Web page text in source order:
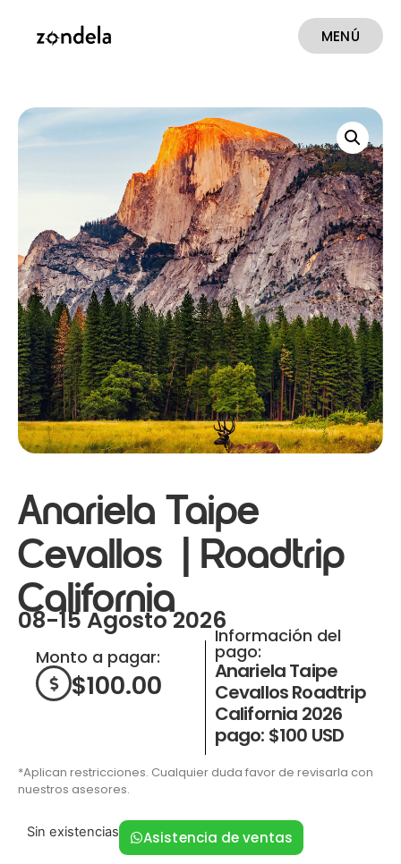
MENÚ
Anariela Taipe
Cevallos | Roadtrip
California
08-15 Agosto 2026
Monto a pagar:
$100.00
Información del
pago:
Anariela Taipe
Cevallos Roadtrip
California 2026
pago: $100 USD
*Aplican restricciones. Cualquier duda favor de revisarla con
nuestros asesores.
Sin existencias Asistencia de ventas